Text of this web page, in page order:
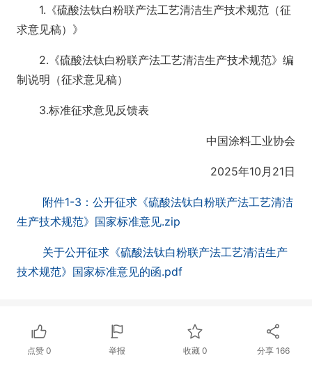
1.《硫酸法钛白粉联产法工艺清洁生产技术规范（征
求意见稿）》
2.《硫酸法钛白粉联产法工艺清洁生产技术规范》编
制说明（征求意见稿）
3.标准征求意见反馈表
中国涂料工业协会
2025年10月21日
附件1-3：公开征求《硫酸法钛白粉联产法工艺清洁
生产技术规范》国家标准意见.zip
关于公开征求《硫酸法钛白粉联产法工艺清洁生产
技术规范》国家标准意见的函.pdf
点赞 0 举报 收藏 0 分享 166